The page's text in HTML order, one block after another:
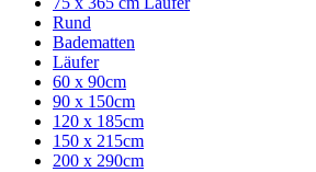
Rund
Badematten
Läufer
60 x 90cm
90 x 150cm
120 x 185cm
150 x 215cm
200 x 290cm